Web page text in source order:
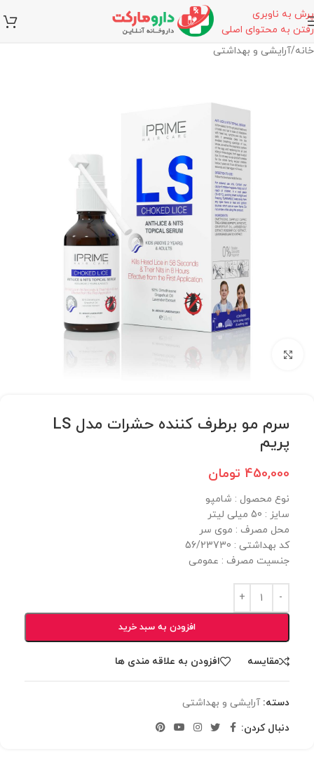
پرش به ناوبری
رفتن به محتوای اصلی
خانه/آرایشی و بهداشتی
برای بزرگنمایی کلیک کنید
سرم مو برطرف کننده حشرات مدل LS
پریم
450,000 تومان
نوع محصول : شامپو
سایز : 50 میلی لیتر
محل مصرف : موی سر
کد بهداشتی : 56/23730
جنسیت مصرف : عمومی
افزودن به سبد خرید
مقایسه افزودن به علاقه مندی ها
دسته: آرایشی و بهداشتی
دنبال کردن: